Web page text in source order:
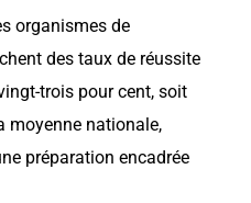
organismes de
des taux de réussite
trois pour cent, soit
moyenne nationale,
préparation encadrée